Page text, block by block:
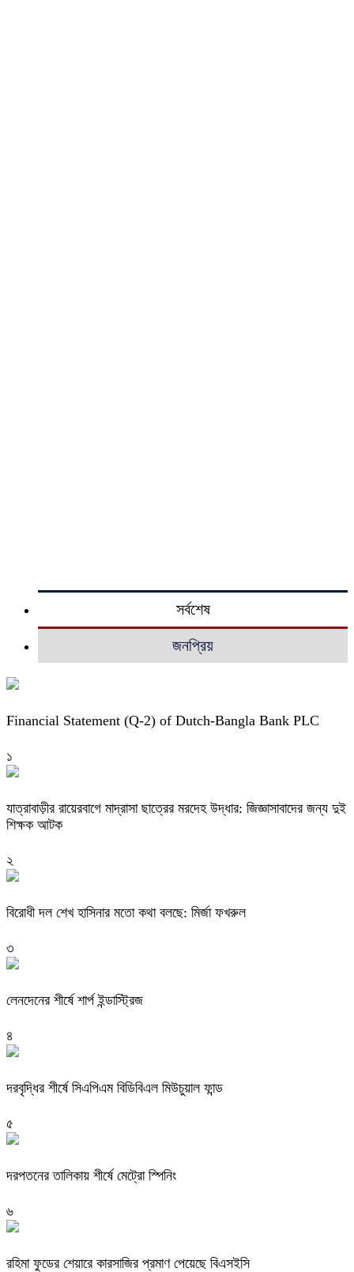
সর্বশেষ
জনপ্রিয়
Financial Statement (Q-2) of Dutch-Bangla Bank PLC
১
যাত্রাবাড়ীর রায়েরবাগে মাদ্রাসা ছাত্রের মরদেহ উদ্ধার: জিজ্ঞাসাবাদের জন্য দুই
শিক্ষক আটক
২
বিরোধী দল শেখ হাসিনার মতো কথা বলছে: মির্জা ফখরুল
৩
লেনদেনের শীর্ষে শার্প ইন্ডাস্ট্রিজ
৪
দরবৃদ্ধির শীর্ষে সিএপিএম বিডিবিএল মিউচুয়াল ফান্ড
৫
দরপতনের তালিকায় শীর্ষে মেট্রো স্পিনিং
৬
রহিমা ফুডের শেয়ারে কারসাজির প্রমাণ পেয়েছে বিএসইসি